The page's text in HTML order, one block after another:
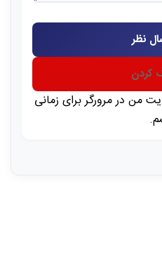
نظر
کردن
من در مرورگر برای زمانی